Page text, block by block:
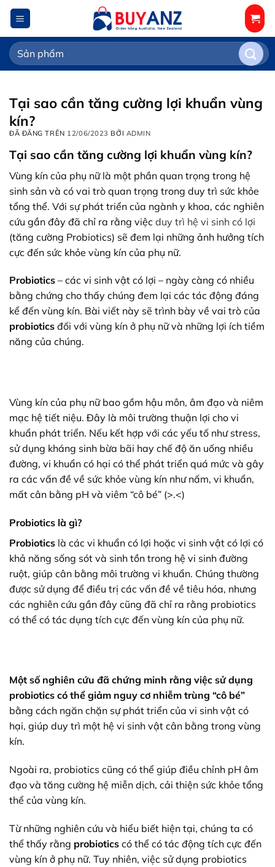
Chuyển
đến
nội
dung
Tìm
kiếm:
Tại sao cần tăng cường lợi khuẩn vùng
kín?
ĐÃ ĐĂNG TRÊN 12/06/2023 BỞI ADMIN
Tại sao cần tăng cường lợi khuẩn vùng kín?
Vùng kín của phụ nữ là một phần quan trọng trong hệ
sinh sản và có vai trò quan trọng trong duy trì sức khỏe
tổng thể. Với sự phát triển của ngành y khoa, các nghiên
cứu gần đây đã chỉ ra rằng việc duy trì hệ vi sinh có lợi
(tăng cường Probiotics) sẽ đem lại những ảnh hưởng tích
cực đến sức khỏe vùng kín của phụ nữ.
Probiotics – các vi sinh vật có lợi – ngày càng có nhiều
bằng chứng cho thấy chúng đem lại các tác động đáng
kể đến vùng kín. Bài viết này sẽ trình bày về vai trò của
probiotics đối với vùng kín ở phụ nữ và những lợi ích tiềm
năng của chúng.
Vùng kín của phụ nữ bao gồm hậu môn, âm đạo và niêm
mạc hệ tiết niệu. Đây là môi trường thuận lợi cho vi
khuẩn phát triển. Nếu kết hợp với các yếu tố như stress,
sử dụng kháng sinh bừa bãi hay chế độ ăn uống nhiều
đường, vi khuẩn có hại có thể phát triển quá mức và gây
ra các vấn đề về sức khỏe vùng kín như nấm, vi khuẩn,
mất cân bằng pH và viêm “cô bé” (>.<)
Probiotics là gì?
Probiotics là các vi khuẩn có lợi hoặc vi sinh vật có lợi có
khả năng sống sót và sinh tồn trong hệ vi sinh đường
ruột, giúp cân bằng môi trường vi khuẩn. Chúng thường
được sử dụng để điều trị các vấn đề về tiêu hóa, nhưng
các nghiên cứu gần đây cũng đã chỉ ra rằng probiotics
có thể có tác dụng tích cực đến vùng kín của phụ nữ.
Một số nghiên cứu đã chứng minh rằng việc sử dụng
probiotics có thể giảm nguy cơ nhiễm trùng “cô bé”
bằng cách ngăn chặn sự phát triển của vi sinh vật có
hại, giúp duy trì một hệ vi sinh vật cân bằng trong vùng
kín.
Ngoài ra, probiotics cũng có thể giúp điều chỉnh pH âm
đạo và tăng cường hệ miễn dịch, cải thiện sức khỏe tổng
thể của vùng kín.
Từ những nghiên cứu và hiểu biết hiện tại, chúng ta có
thể thấy rằng probiotics có thể có tác động tích cực đến
vùng kín ở phụ nữ. Tuy nhiên, việc sử dụng probiotics